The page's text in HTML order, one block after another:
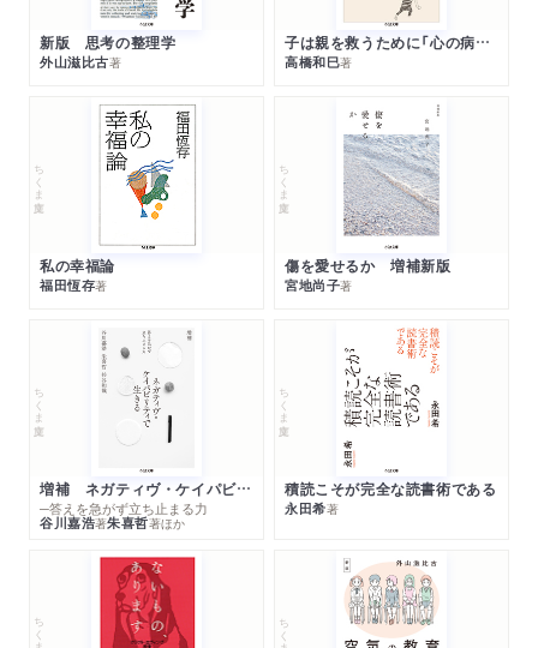
新版 思考の整理学
外山滋比古著
子は親を救うために「心の病」になる
高橋和巳著
ちくま文庫
私の幸福論
福田恆存著
ちくま文庫
傷を愛せるか 増補新版
宮地尚子著
ちくま文庫
増補 ネガティヴ・ケイパビリティで生きる
─答えを急がず立ち止まる力
谷川嘉浩著朱喜哲著ほか
ちくま文庫
積読こそが完全な読書術である
永田希著
ちくま文庫 ちくま文庫